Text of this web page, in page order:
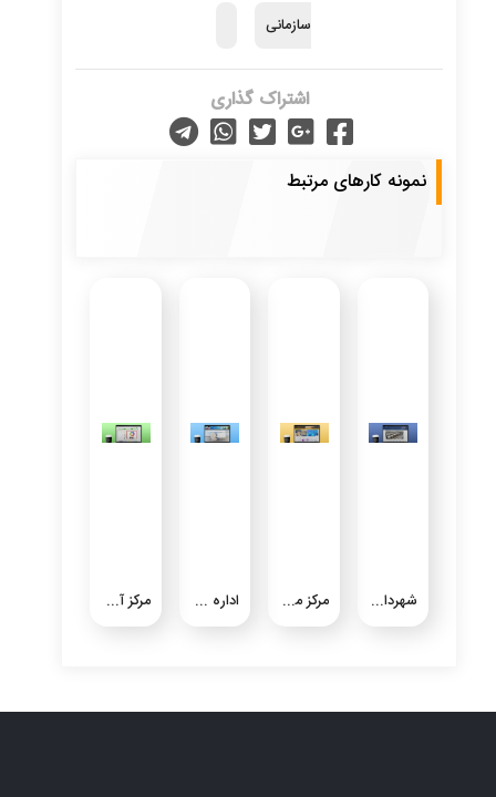
سازمانی
اشتراک گذاری
نمونه کارهای مرتبط
شهرداری شیرین شهر مرکز ملی گرد و خاک اداره کل هواشناسی استان خوزستان مرکز آموزش بازرگانی استان خوزستان